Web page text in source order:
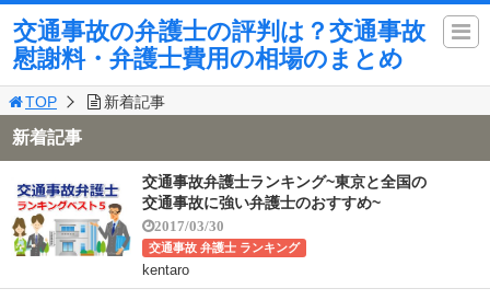
交通事故の弁護士の評判は？交通事故
慰謝料・弁護士費用の相場のまとめ
TOP 新着記事
新着記事
交通事故弁護士ランキング~東京と全国の
交通事故に強い弁護士のおすすめ~
2017/03/30
交通事故 弁護士 ランキング
kentaro